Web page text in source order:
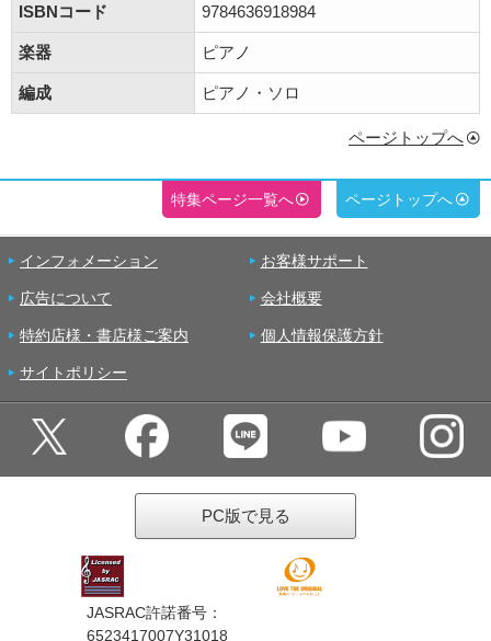
ISBNコード 9784636918984
楽器 ピアノ
編成 ピアノ・ソロ
ページトップへ
特集ページ一覧へ ページトップへ
インフォメーション お客様サポート
広告について 会社概要
特約店様・書店様ご案内 個人情報保護方針
サイトポリシー
PC版で見る
JASRAC許諾番号：
6523417007Y31018